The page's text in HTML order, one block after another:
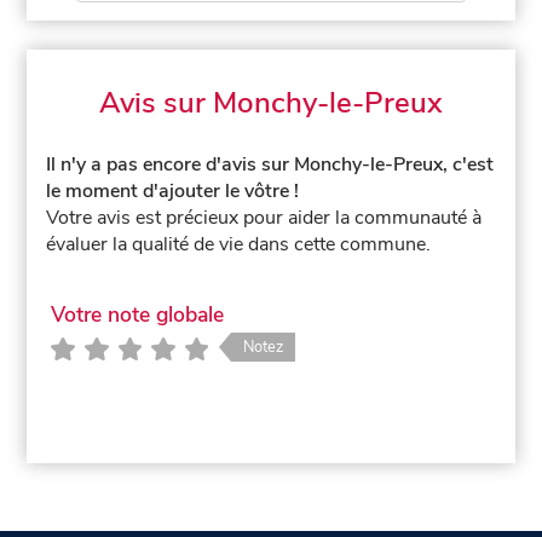
Avis sur Monchy-le-Preux
Il n'y a pas encore d'avis sur Monchy-le-Preux, c'est
le moment d'ajouter le vôtre !
Votre avis est précieux pour aider la communauté à
évaluer la qualité de vie dans cette commune.
Votre note globale
Notez